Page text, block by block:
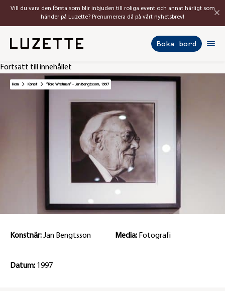
Fortsätt till innehållet
Vill du vara den första som blir inbjuden till roliga event och annat härligt som
händer på Luzette? Prenumerera då på vårt nyhetsbrev!
Boka bord
Hem Konst ”Tore Wretman” – Jan Bengtsson, 1997
Konstnär:Jan Bengtsson Media: Fotografi
Datum: 1997